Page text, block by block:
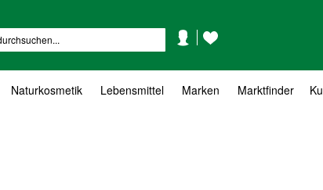
KontoWunschzettel
Naturkosmetik Lebensmittel Marken Marktfinder